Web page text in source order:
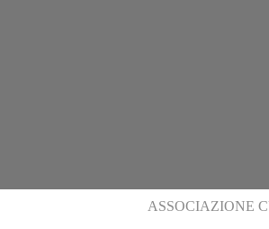
ASSOCIAZIONE